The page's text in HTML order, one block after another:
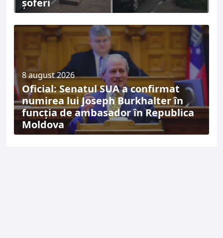
șoferi
8 august 2026
Oficial: Senatul SUA a confirmat
numirea lui Joseph Burkhalter în
funcția de ambasador în Republica
Moldova